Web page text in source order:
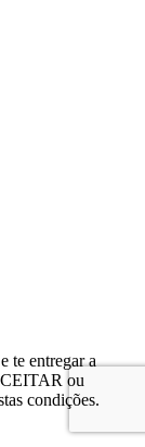
te entregar a
ou
condições.